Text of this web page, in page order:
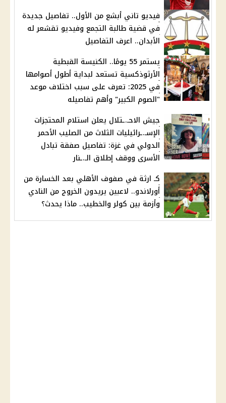
فيديو تاني أبشع من الأول.. تفاصيل جديدة
في قضية طالبة التجمع وفيديو تقشعر له
الأبدان.. اعرف التفاصيل
يستمر 55 يومًا.. الكنيسة القبطية
الأرثوذكسية تستعد لبداية أطول أصوامها
في 2025: تعرف على سبب اختلاف موعد
"الصوم الكبير" وأهم تفاصيله
جيش الاحـ.ـتلال يعلن استلام المحتجزات
الإسـ.ـرائيليات الثلاث من الصليب الأحمر
الدولي في غزة: تفاصيل صفقة تبادل
الأسرى ووقف إطلاق الـ.ـنار
كـ ارثة في صفوف الأهلي بعد الخسارة من
أورلاندو.. لاعبين يريدون الخروج من النادي
وأزمة بين كولر والخطيب.. ماذا يحدث؟